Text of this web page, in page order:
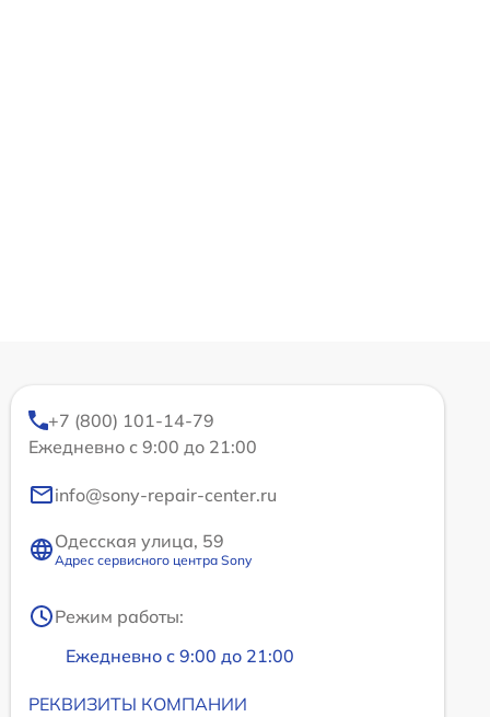
+7 (800) 101-14-79
Ежедневно с 9:00 до 21:00
info@sony-repair-center.ru
Одесская улица, 59
Адрес сервисного центра Sony
Режим работы:
Ежедневно с 9:00 до 21:00
РЕКВИЗИТЫ КОМПАНИИ